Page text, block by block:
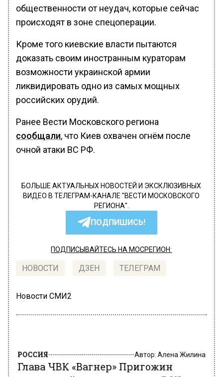
общественности от неудач, которые сейчас
происходят в зоне спецоперации.
Кроме того киевские власти пытаются
доказать своим иностранным кураторам
возможности украинской армии
ликвидировать одно из самых мощных
российских орудий.
Ранее Вести Московского региона
сообщали, что Киев охвачен огнём после
очной атаки ВС РФ.
БОЛЬШЕ АКТУАЛЬНЫХ НОВОСТЕЙ И ЭКСКЛЮЗИВНЫХ
ВИДЕО В ТЕЛЕГРАМ-КАНАЛЕ "ВЕСТИ МОСКОВСКОГО
РЕГИОНА".
ПОДПИШИСЬ!
ПОДПИСЫВАЙТЕСЬ НА МОСРЕГИОН:
НОВОСТИ ДЗЕН ТЕЛЕГРАМ
Новости СМИ2
Глава ЧВК «Вагнер» Пригожин
предостерёг о возможности ВСУ